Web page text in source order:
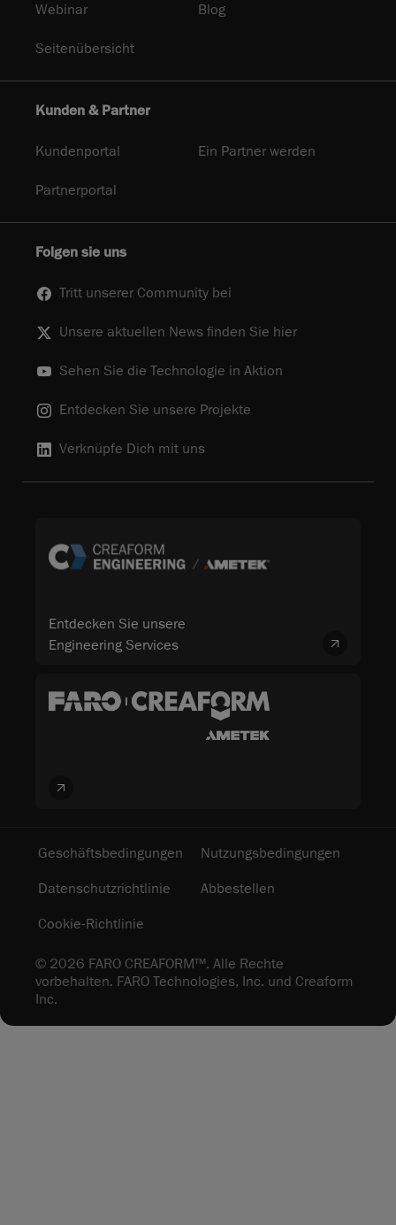
Webinar Blog
Seitenübersicht
Kunden & Partner
Kundenportal Ein Partner werden
Partnerportal
Folgen sie uns
Tritt unserer Community bei
Unsere aktuellen News finden Sie hier
Sehen Sie die Technologie in Aktion
Entdecken Sie unsere Projekte
Verknüpfe Dich mit uns
Entdecken Sie unsere
Engineering Services
© 2026 FARO CREAFORM™. Alle Rechte
vorbehalten. FARO Technologies, Inc. und Creaform
Inc.
Geschäftsbedingungen
Nutzungsbedingungen
Datenschutzrichtlinie
Abbestellen
Cookie-Richtlinie